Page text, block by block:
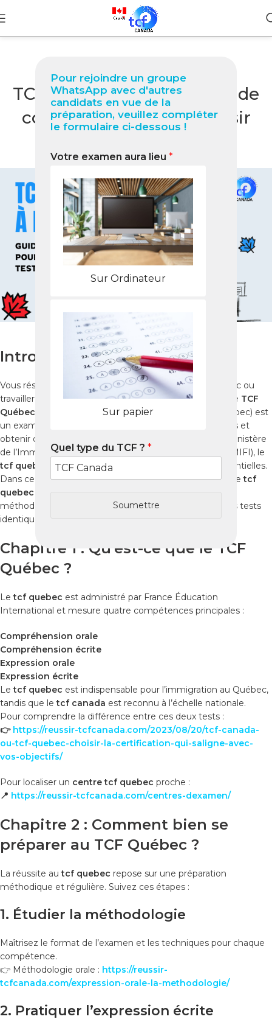
Pour rejoindre un groupe
WhatsApp avec d'autres
candidats en vue de la
préparation, veuillez compléter
le formulaire ci-dessous !
Votre examen aura lieu *
Sur Ordinateur
Sur papier
Quel type du TCF ? *
Soumettre
BLOG
TCF Québec à Ningbo Guide
complet 2026 pour réussir
NabilOn janvier 29, 2026
Introduction
Vous résidez à Ningbo et souhaitez immigrer au Québec ou
travailler dans une province francophone du Canada ? Le TCF
Québec (Test de Connaissance du Français pour le Québec) est
un examen officiel pour certifier votre niveau de français et
obtenir des points pour l’immigration. Reconnu par le Ministère
de l’Immigration, de la Francisation et de l’Intégration (MIFI), le
tcf quebec
évalue vos compétences linguistiques essentielles.
Dans ce guide, nous vous expliquons comment réussir letcf
quebec
méthodologie claire et les Packs Nabil, reproduisant des tests
identiques à l’examen réel.
Chapitre 1 : Qu’est-ce que le TCF
Québec ?
Letcf quebec est administré par France Éducation
International et mesure quatre compétences principales :
Compréhension orale
Compréhension écrite
Expression orale
Expression écrite
Letcf quebec est indispensable pour l’immigration au Québec,
tandis que letcf canada est reconnu à l’échelle nationale.
Pour comprendre la différence entre ces deux tests :
👉 https://reussir-tcfcanada.com/2023/08/20/tcf-canada-
ou-tcf-quebec-choisir-la-certification-qui-saligne-avec-
vos-objectifs/
Pour localiser un centre tcf quebec proche :
📍 https://reussir-tcfcanada.com/centres-dexamen/
Chapitre 2 : Comment bien se
préparer au TCF Québec ?
La réussite autcf quebec repose sur une préparation
méthodique et régulière. Suivez ces étapes :
1. Étudier la méthodologie
Maîtrisez le format de l’examen et les techniques pour chaque
compétence.
👉 Méthodologie orale : https://reussir-
tcfcanada.com/expression-orale-la-methodologie/
2. Pratiquer l’expression écrite